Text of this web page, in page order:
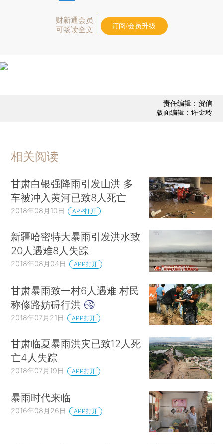
财新通会员
可畅读全文
订阅/会员升级
责任编辑：贺信
版面编辑：许金玲
相关阅读
甘肃白银强降雨引发山洪 多
车被冲入黄河已致8人死亡
2018年08月10日 APP打开
新疆哈密特大暴雨引发洪水致
20人遇难8人失踪
2018年08月04日 APP打开
甘肃暴雨致一村6人遇难 村民
称修路妨碍行洪
2018年07月21日 APP打开
甘肃临夏暴雨洪灾已致12人死
亡4人失踪
2018年07月19日 APP打开
暴雨时代来临
2016年08月26日 APP打开